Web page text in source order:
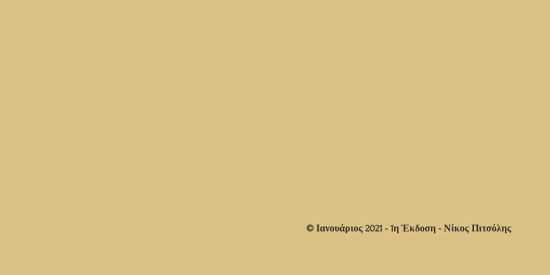
© Ιανουάριος 2021 - 1η Έκδοση - Νίκος Πιτσόλης